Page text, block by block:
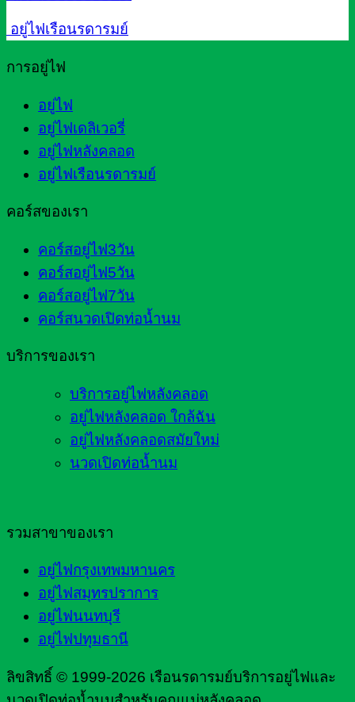
อยู่ไฟเรือนรดารมย์
การอยู่ไฟ
อยู่ไฟ
อยู่ไฟเดลิเวอรี่
อยู่ไฟหลังคลอด
อยู่ไฟเรือนรดารมย์
คอร์สของเรา
คอร์สอยู่ไฟ3วัน
คอร์สอยู่ไฟ5วัน
คอร์สอยู่ไฟ7วัน
คอร์สนวดเปิดท่อน้ำนม
บริการของเรา
บริการอยู่ไฟหลังคลอด
อยู่ไฟหลังคลอด ใกล้ฉัน
อยู่ไฟหลังคลอดสมัยใหม่
นวดเปิดท่อน้ำนม
รวมสาขาของเรา
อยู่ไฟกรุงเทพมหานคร
อยู่ไฟสมุทรปราการ
อยู่ไฟนนทบุรี
อยู่ไฟปทุมธานี
ลิขสิทธิ์ © 1999-2026 เรือนรดารมย์บริการอยู่ไฟและ